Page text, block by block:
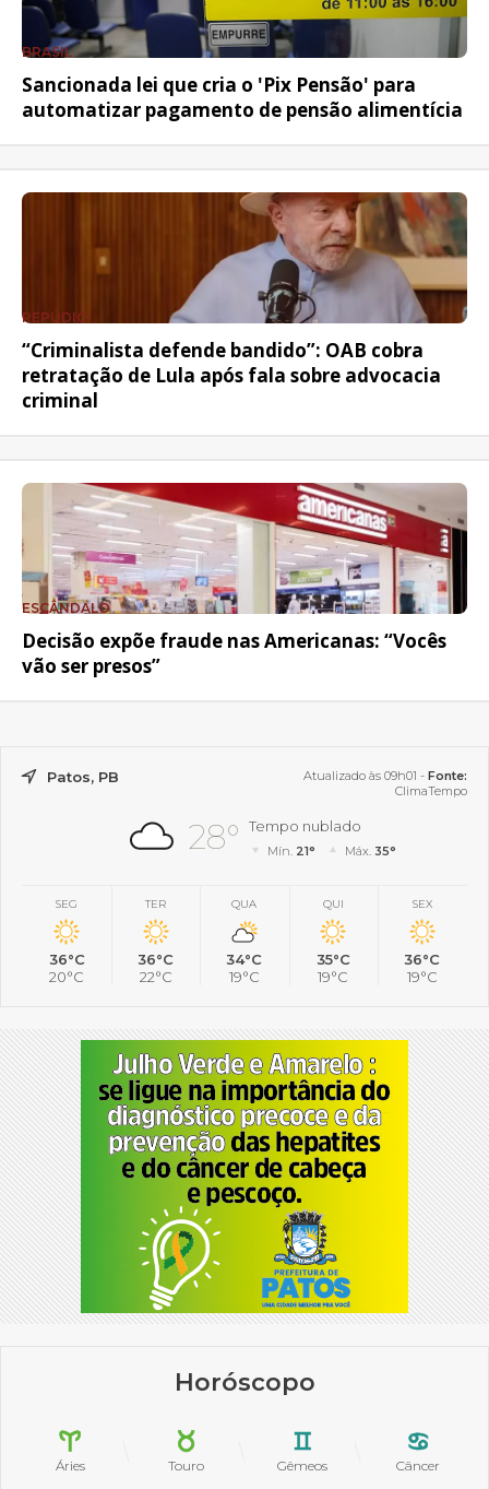
BRASIL
Sancionada lei que cria o 'Pix Pensão' para
automatizar pagamento de pensão alimentícia
REPÚDIO
“Criminalista defende bandido”: OAB cobra
retratação de Lula após fala sobre advocacia
criminal
ESCÂNDALO
Decisão expõe fraude nas Americanas: “Vocês
vão ser presos”
Patos, PB Atualizado às 09h01 - Fonte:
ClimaTempo
28° Tempo nublado
Mín. 21° Máx. 35°
SEG
36°C
20°C
TER
36°C
22°C
QUA
34°C
19°C
QUI
35°C
19°C
SEX
36°C
19°C
Horóscopo
Áries Touro Gêmeos Câncer